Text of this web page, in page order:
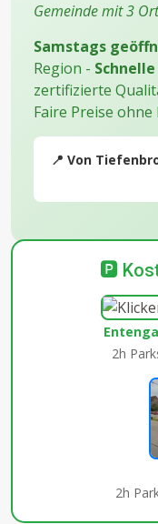
Gemeinde mit 3
Samstags
Region -
zertifizierte
Faire Preise
📍 Von
🅿️
2h
2h